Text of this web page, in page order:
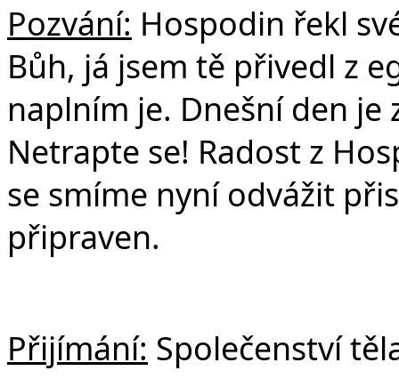
Pozvání: Hospodin řekl
Bůh, já jsem tě přivedl z
naplním je. Dnešní den je
Netrapte se! Radost z
se smíme nyní odvážit
připraven.
Přijímání: Společenství